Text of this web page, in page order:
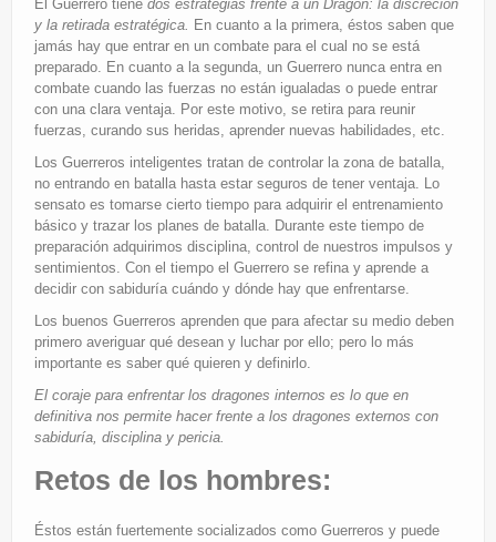
El Guerrero tiene dos estrategias frente a un Dragón: la discreción
y la retirada estratégica. En cuanto a la primera, éstos saben que
jamás hay que entrar en un combate para el cual no se está
preparado. En cuanto a la segunda, un Guerrero nunca entra en
combate cuando las fuerzas no están igualadas o puede entrar
con una clara ventaja. Por este motivo, se retira para reunir
fuerzas, curando sus heridas, aprender nuevas habilidades, etc.
Los Guerreros inteligentes tratan de controlar la zona de batalla,
no entrando en batalla hasta estar seguros de tener ventaja. Lo
sensato es tomarse cierto tiempo para adquirir el entrenamiento
básico y trazar los planes de batalla. Durante este tiempo de
preparación adquirimos disciplina, control de nuestros impulsos y
sentimientos. Con el tiempo el Guerrero se refina y aprende a
decidir con sabiduría cuándo y dónde hay que enfrentarse.
Los buenos Guerreros aprenden que para afectar su medio deben
primero averiguar qué desean y luchar por ello; pero lo más
importante es saber qué quieren y definirlo.
El coraje para enfrentar los dragones internos es lo que en
definitiva nos permite hacer frente a los dragones externos con
sabiduría, disciplina y pericia.
Retos de los hombres:
Éstos están fuertemente socializados como Guerreros y puede